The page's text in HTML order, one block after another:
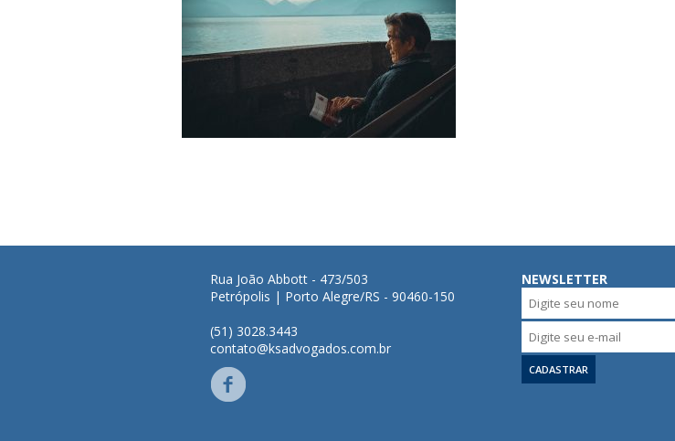
Rua João Abbott - 473/503
Petrópolis | Porto Alegre/RS - 90460-150
(51) 3028.3443
contato@ksadvogados.com.br
NEWSLETTER